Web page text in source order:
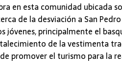
en esta comunidad ubicada
de la desviación a San
jóvenes, principalmente el
de la vestimenta
promover el turismo para la